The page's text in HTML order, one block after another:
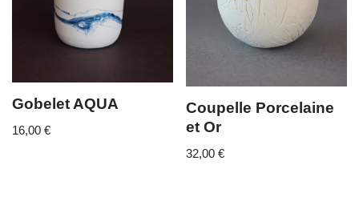
Gobelet AQUA
16,00 €
Coupelle Porcelaine
et Or
32,00€